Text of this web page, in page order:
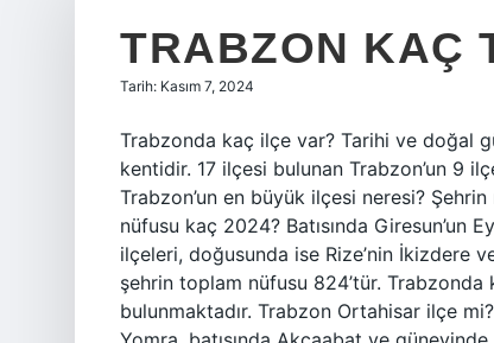
TRABZON KAÇ
Tarih: Kasım 7, 2024
Trabzonda kaç ilçe var? Tarihi ve doğal
kentidir. 17 ilçesi bulunan Trabzon’un 9
Trabzon’un en büyük ilçesi neresi?
nüfusu kaç 2024? Batısında Giresun’un
ilçeleri, doğusunda ise Rize’nin İkizdere
şehrin toplam nüfusu 824’tür.
bulunmaktadır. Trabzon Ortahisar ilçe